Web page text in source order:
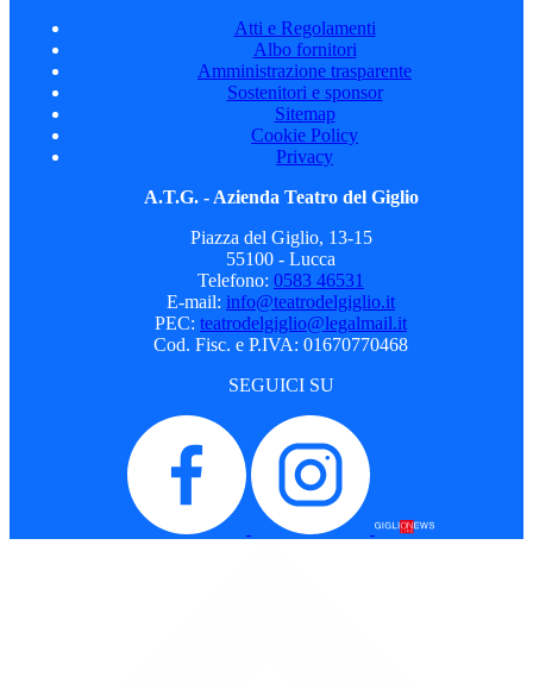
Atti e Regolamenti
Albo fornitori
Amministrazione trasparente
Sostenitori e sponsor
Sitemap
Cookie Policy
Privacy
A.T.G. - Azienda Teatro del Giglio
Piazza del Giglio, 13-15
55100 - Lucca
Telefono: 0583 46531
E-mail: info@teatrodelgiglio.it
PEC: teatrodelgiglio@legalmail.it
Cod. Fisc. e P.IVA: 01670770468
SEGUICI SU